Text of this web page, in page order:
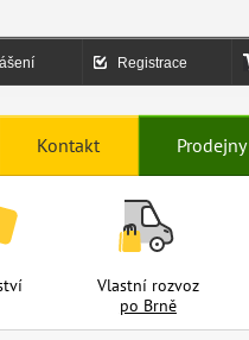
Registrace
Kontakt Prodejny
Vlastní rozvoz
po Brně